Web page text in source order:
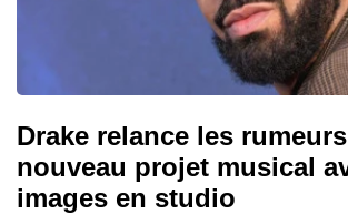
Drake relance les
nouveau projet musical
images en studio